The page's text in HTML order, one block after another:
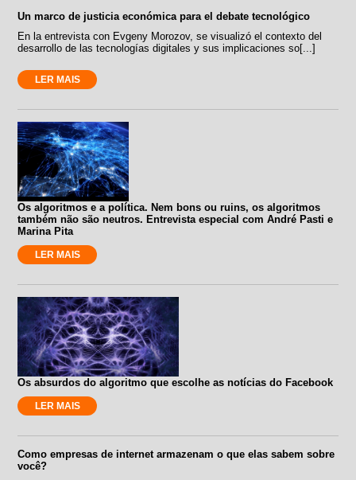
Un marco de justicia económica para el debate tecnológico
En la entrevista con Evgeny Morozov, se visualizó el contexto del
desarrollo de las tecnologías digitales y sus implicaciones so[...]
LER MAIS
Os algoritmos e a política. Nem bons ou ruins, os algoritmos
também não são neutros. Entrevista especial com André Pasti e
Marina Pita
LER MAIS
Os absurdos do algoritmo que escolhe as notícias do Facebook
LER MAIS
Como empresas de internet armazenam o que elas sabem sobre
você?